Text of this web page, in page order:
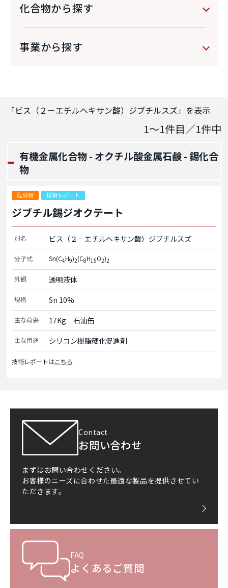
化合物から探す
事業から探す
「ビス（２－エチルヘキサン酸）ジブチルスズ」を表示
1～1件目／1件中
有機金属化合物 - オクチル酸金属石鹸 - 錫化合
物
危険物 技術レポート
ジブチル錫ジオクテート
別名 ビス（２－エチルヘキサン酸）ジブチルスズ
分子式 Sn(C4H9)2(C8H15O2)2
外観 透明液体
規格 Sn 10%
主な荷姿 17Kg　石油缶
主な用途 シリコン樹脂硬化促進剤
技術レポートはこちら
Contact
お問い合わせ
まずはお問い合わせください。
お客様のニーズに合わせた最適な製品を提供させてい
ただきます。
FAQ
よくあるご質問